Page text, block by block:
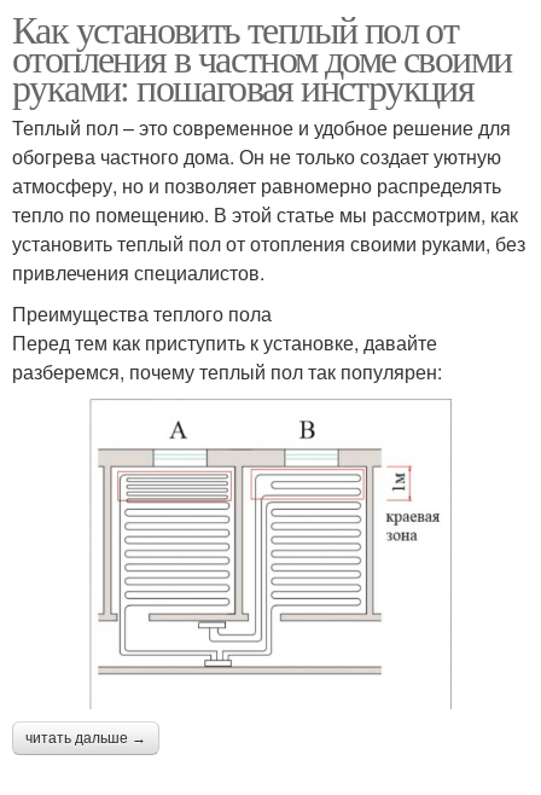
Как установить теплый пол от
отопления в частном доме своими
руками: пошаговая инструкция
Теплый пол – это современное и удобное решение для
обогрева частного дома. Он не только создает уютную
атмосферу, но и позволяет равномерно распределять
тепло по помещению. В этой статье мы рассмотрим, как
установить теплый пол от отопления своими руками, без
привлечения специалистов.
Преимущества теплого пола
Перед тем как приступить к установке, давайте
разберемся, почему теплый пол так популярен:
читать дальше →